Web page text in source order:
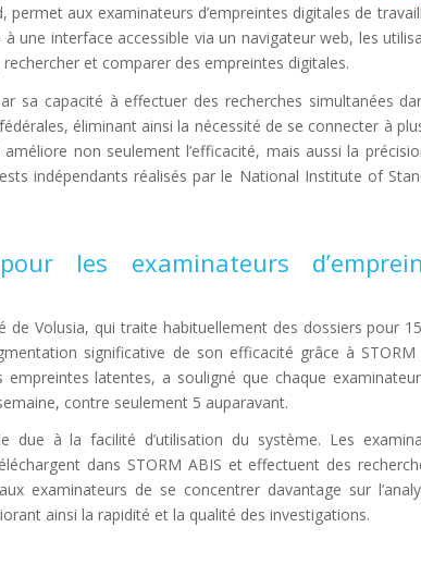
permet aux examinateurs d’empreintes digitales de
une interface accessible via un navigateur web, les
et comparer des empreintes digitales.
sa capacité à effectuer des recherches simultanées
éliminant ainsi la nécessité de se connecter à
non seulement l’efficacité, mais aussi la
indépendants réalisés par le National Institute of
les examinateurs
de Volusia, qui traite habituellement des dossiers pour
significative de son efficacité grâce à STORM
empreintes latentes, a souligné que chaque
contre seulement 5 auparavant.
due à la facilité d’utilisation du système. Les
dans STORM ABIS et effectuent des
examinateurs de se concentrer davantage sur
ainsi la rapidité et la qualité des investigations.